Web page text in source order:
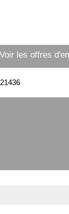
Voir les offres